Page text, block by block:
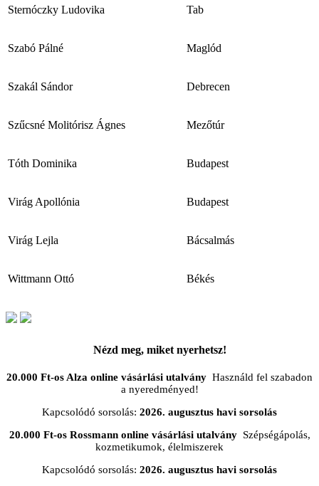
Sternóczky Ludovika Tab
Szabó Pálné Maglód
Szakál Sándor Debrecen
Szűcsné Molitórisz Ágnes Mezőtúr
Tóth Dominika Budapest
Virág Apollónia Budapest
Virág Lejla Bácsalmás
Wittmann Ottó Békés
Nézd meg, miket nyerhetsz!
20.000 Ft-os Alza online vásárlási utalvány Használd fel szabadon
a nyeredményed!
Kapcsolódó sorsolás: 2026. augusztus havi sorsolás
20.000 Ft-os Rossmann online vásárlási utalványSzépségápolás,
kozmetikumok, élelmiszerek
Kapcsolódó sorsolás: 2026. augusztus havi sorsolás